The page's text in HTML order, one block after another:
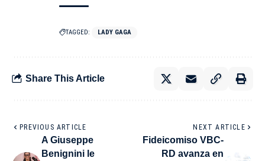
TAGGED: LADY GAGA
Share This Article
PREVIOUS ARTICLE
A Giuseppe
Benignini le
NEXT ARTICLE
Fideicomiso VBC-
RD avanza en